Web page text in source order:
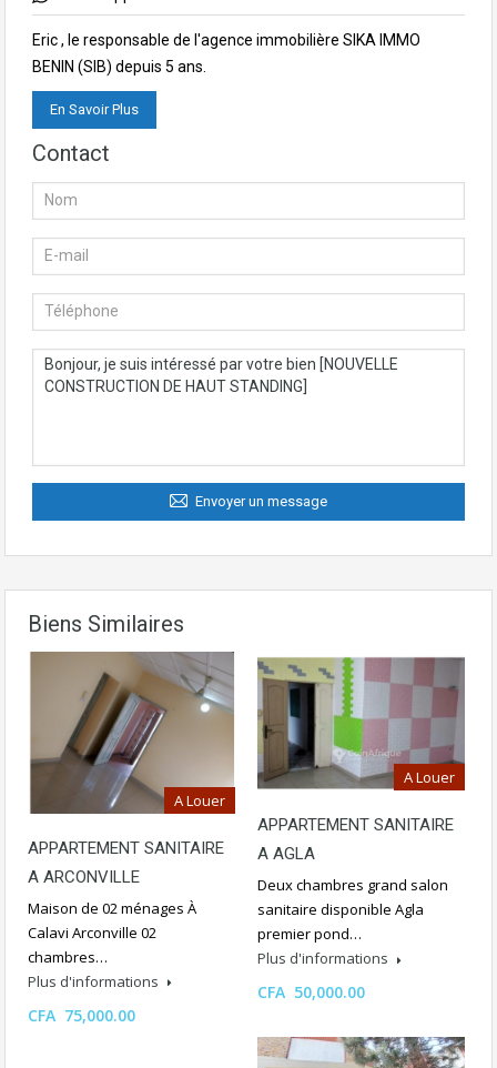
Eric , le responsable de l'agence immobilière SIKA IMMO
BENIN (SIB) depuis 5 ans.
En Savoir Plus
Contact
Envoyer un message
Biens Similaires
A Louer
APPARTEMENT SANITAIRE
A ARCONVILLE
Maison de 02 ménages À
Calavi Arconville 02
chambres…
Plus d'informations
CFA 75,000.00
A Louer
APPARTEMENT SANITAIRE
A AGLA
Deux chambres grand salon
sanitaire disponible Agla
premier pond…
Plus d'informations
CFA 50,000.00